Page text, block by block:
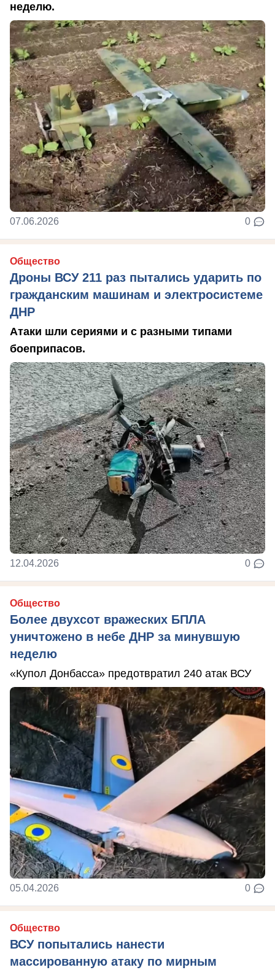
неделю.
07.06.2026 0
Общество
Дроны ВСУ 211 раз пытались ударить по
гражданским машинам и электросистеме
ДНР
Атаки шли сериями и с разными типами
боеприпасов.
12.04.2026 0
Общество
Более двухсот вражеских БПЛА
уничтожено в небе ДНР за минувшую
неделю
«Купол Донбасса» предотвратил 240 атак ВСУ
05.04.2026 0
Общество
ВСУ попытались нанести
массированную атаку по мирным